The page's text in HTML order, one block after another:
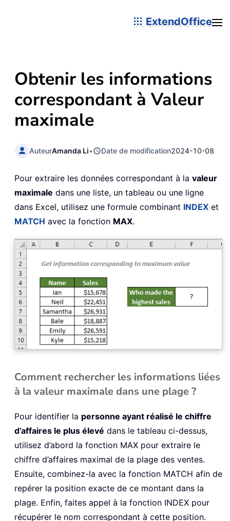
ExtendOffice
Obtenir les informations
correspondant à Valeur
maximale
AuteurAmanda Li• Date de modification2024-10-08
Pour extraire les données correspondant à la valeur
maximale dans une liste, un tableau ou une ligne
dans Excel, utilisez une formule combinant INDEX et
MATCH avec la fonction MAX.
Comment rechercher les informations liées
à la valeur maximale dans une plage ?
Pour identifier la personne ayant réalisé le chiffre
d’affaires le plus élevé dans le tableau ci-dessus,
utilisez d’abord la fonction MAX pour extraire le
chiffre d’affaires maximal de la plage des ventes.
Ensuite, combinez-la avec la fonction MATCH afin de
repérer la position exacte de ce montant dans la
plage. Enfin, faites appel à la fonction INDEX pour
récupérer le nom correspondant à cette position.